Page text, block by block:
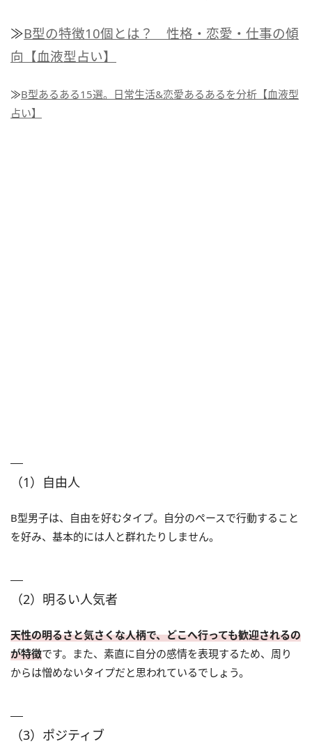
≫B型の特徴10個とは？ 性格・恋愛・仕事の傾
向【血液型占い】
≫B型あるある15選。日常生活&恋愛あるあるを分析【血液型
占い】
（1）自由人
B型男子は、自由を好むタイプ。自分のペースで行動すること
を好み、基本的には人と群れたりしません。
（2）明るい人気者
天性の明るさと気さくな人柄で、どこへ行っても歓迎されるの
が特徴です。また、素直に自分の感情を表現するため、周り
からは憎めないタイプだと思われているでしょう。
（3）ポジティブ